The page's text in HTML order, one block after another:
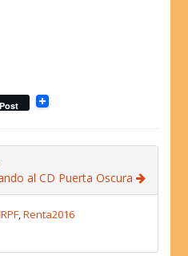
Post
al CD Puerta Oscura
,Renta2016